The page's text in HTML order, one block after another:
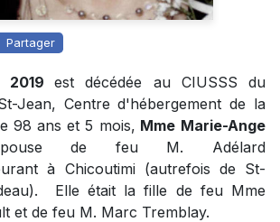
Partager
2019 est décédée au CIUSSS du
Jean, Centre d'hébergement de la
98 ans et 5 mois, Mme Marie-Ange
de feu M. Adélard
à Chicoutimi (autrefois de St-
Elle était la fille de feu Mme
et de feu M. Marc Tremblay.